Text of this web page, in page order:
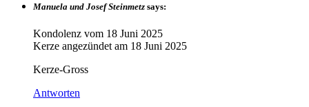
Manuela und Josef Steinmetz says:
Kondolenz vom 18 Juni 2025
Kerze angezündet am 18 Juni 2025
Kerze-Gross
Antworten